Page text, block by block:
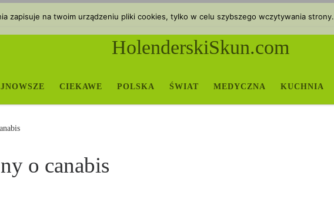
HolenderskiSkun.com
CIEKAWE POLSKA ŚWIAT MEDYCZNA KUCHNIA
o canabis
zapisuje na twoim urządzeniu pliki cookies, tylko w celu szybszego wczytywania strony.